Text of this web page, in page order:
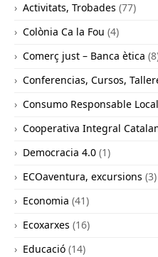
Activitats, Trobades (77)
Colònia Ca la Fou (4)
Comerç just – Banca ètica
Conferencias, Cursos,
Consumo Responsable Local
Cooperativa Integral
Democracia 4.0 (1)
ECOaventura, excursions (3)
Economia (41)
Ecoxarxes (16)
Educació (14)